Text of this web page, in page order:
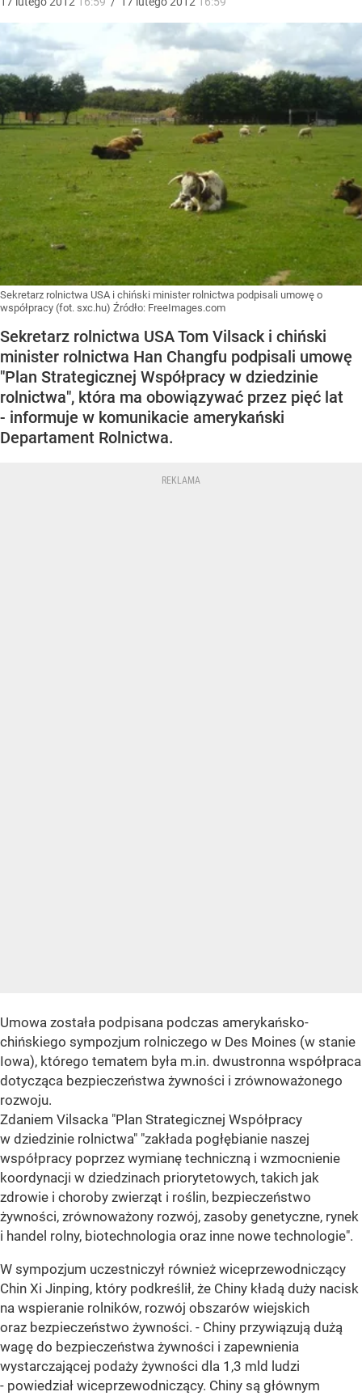
Sekretarz rolnictwa USA i chiński minister rolnictwa podpisali umowę o
współpracy (fot. sxc.hu) Źródło: FreeImages.com
Sekretarz rolnictwa USA Tom Vilsack i chiński
minister rolnictwa Han Changfu podpisali umowę
"Plan Strategicznej Współpracy w dziedzinie
rolnictwa", która ma obowiązywać przez pięć lat
- informuje w komunikacie amerykański
Departament Rolnictwa.
Umowa została podpisana podczas amerykańsko-
chińskiego sympozjum rolniczego w Des Moines (w stanie
Iowa), którego tematem była m.in. dwustronna współpraca
dotycząca bezpieczeństwa żywności i zrównoważonego
rozwoju.
Zdaniem Vilsacka "Plan Strategicznej Współpracy
w dziedzinie rolnictwa" "zakłada pogłębianie naszej
współpracy poprzez wymianę techniczną i wzmocnienie
koordynacji w dziedzinach priorytetowych, takich jak
zdrowie i choroby zwierząt i roślin, bezpieczeństwo
żywności, zrównoważony rozwój, zasoby genetyczne, rynek
i handel rolny, biotechnologia oraz inne nowe technologie".
W sympozjum uczestniczył również wiceprzewodniczący
Chin Xi Jinping, który podkreślił, że Chiny kładą duży nacisk
na wspieranie rolników, rozwój obszarów wiejskich
oraz bezpieczeństwo żywności. - Chiny przywiązują dużą
wagę do bezpieczeństwa żywności i zapewnienia
wystarczającej podaży żywności dla 1,3 mld ludzi
- powiedział wiceprzewodniczący. Chiny są głównym